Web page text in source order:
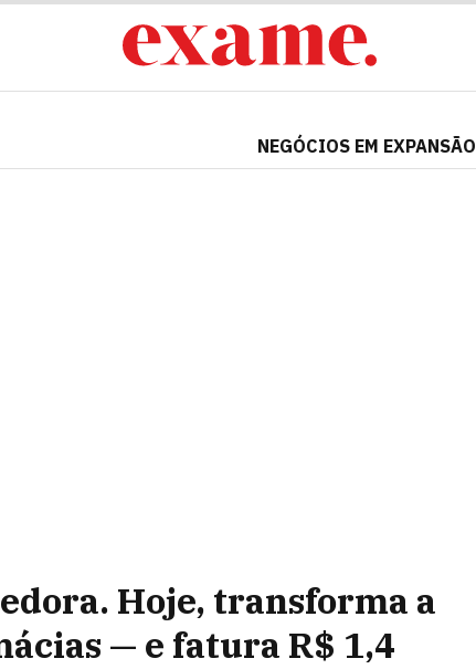
NEGÓCIOS EM EXPANSÃO
Hoje, transforma a
— e fatura R$ 1,4